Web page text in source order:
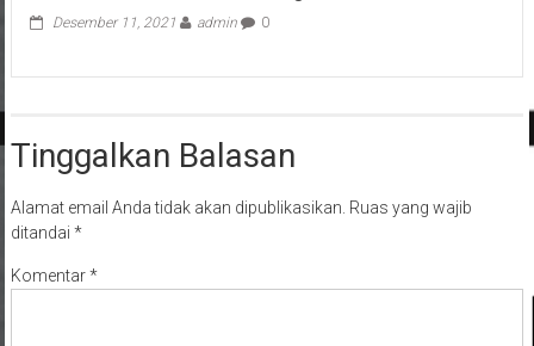
Desember 11, 2021 admin 0
Tinggalkan Balasan
Alamat email Anda tidak akan dipublikasikan. Ruas yang wajib
ditandai *
Komentar*